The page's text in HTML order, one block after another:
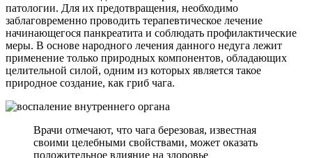
патологии. Для их предотвращения, необходимо
заблаговременно проводить терапевтическое лечение
начинающегося панкреатита и соблюдать профилактические
меры. В основе народного лечения данного недуга лежит
применение только природных компонентов, обладающих
целительной силой, одним из которых является такое
природное создание, как гриб чага.
Врачи отмечают, что чага березовая, известная
своими целебными свойствами, может оказать
положительное влияние на здоровье